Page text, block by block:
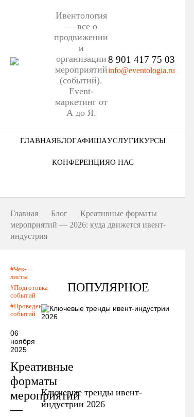
Ивентология
— все о
продвижении
и
организации
мероприятий
(событий).
Event-
маркетинг от
А до Я.
8 901 417 75 03
info@eventologia.ru
ГЛАВНАЯБЛОГ
Ниша
Формат
Еще
АФИШАУСЛУГИКУРСЫ
КОНФЕРЕНЦИЯО НАС
Портфолио
Главная Блог
Креативные форматы
мероприятий — 2026: куда движется ивент-
индустрия
Чек-
листы
Подготовка
событий
Проведение
событий
06
ноября
2025
Креативные
форматы
мероприятий
—
ПОПУЛЯРНОЕ
Ключевые тренды ивент-
индустрии 2026